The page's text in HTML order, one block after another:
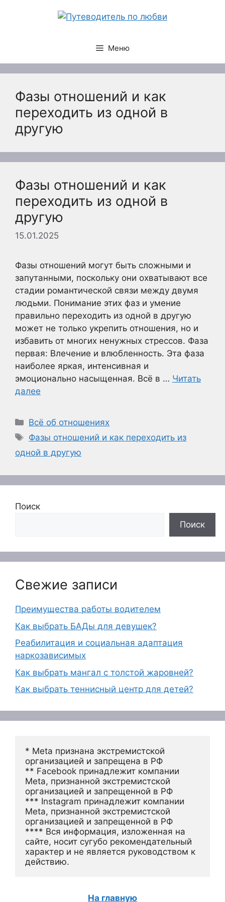
Меню
Фазы отношений и как
переходить из одной в
другую
Фазы отношений и как
переходить из одной в
другую
15.01.2025
Фазы отношений могут быть сложными и
запутанными, поскольку они охватывают все
стадии романтической связи между двумя
людьми. Понимание этих фаз и умение
правильно переходить из одной в другую
может не только укрепить отношения, но и
избавить от многих ненужных стрессов. Фаза
первая: Влечение и влюбленность. Эта фаза
наиболее яркая, интенсивная и
эмоционально насыщенная. Всё в … Читать
далее
Рубрики
Всё об отношениях
Метки
Фазы отношений и как переходить из
одной в другую
Поиск
Поиск
Свежие записи
Преимущества работы водителем
Как выбрать БАДы для девушек?
Реабилитация и социальная адаптация
наркозависимых
Как выбрать мангал с толстой жаровней?
Как выбрать теннисный центр для детей?
* Meta признана экстремистской
организацией и запрещена в РФ
** Facebook принадлежит компании
Meta, признанной экстремистской
организацией и запрещенной в РФ
*** Instagram принадлежит компании
Meta, признанной экстремистской
организацией и запрещенной в РФ
**** Вся информация, изложенная на
сайте, носит сугубо рекомендательный
характер и не является руководством к
действию.
На главную